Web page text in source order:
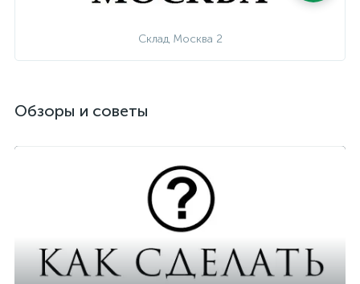
Склад Москва 2
Обзоры и советы